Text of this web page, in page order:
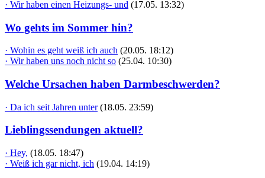
· Wir haben einen Heizungs- und (17.05. 13:32)
Wo gehts im Sommer hin?
· Wohin es geht weiß ich auch (20.05. 18:12)
· Wir haben uns noch nicht so (25.04. 10:30)
Welche Ursachen haben Darmbeschwerden?
· Da ich seit Jahren unter (18.05. 23:59)
Lieblingssendungen aktuell?
· Hey, (18.05. 18:47)
· Weiß ich gar nicht, ich (19.04. 14:19)